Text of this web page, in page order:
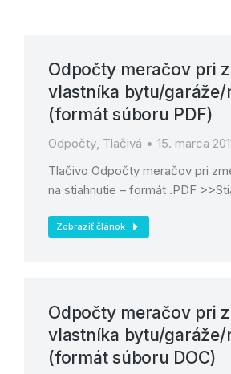
Odpočty meračov pri
vlastníka bytu/garáže/
(formát súboru PDF)
Odpočty, Tlačivá
15. marca
Tlačivo Odpočty meračov pri
na stiahnutie – formát .PDF
Zobraziť článok
Odpočty meračov pri
vlastníka bytu/garáže/
(formát súboru DOC)